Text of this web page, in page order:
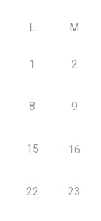
L M
1 2
8 9
15 16
22 23